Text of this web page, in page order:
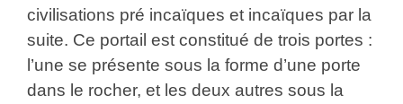
civilisations pré incaïques et incaïques par la
suite. Ce portail est constitué de trois portes :
l’une se présente sous la forme d’une porte
dans le rocher, et les deux autres sous la